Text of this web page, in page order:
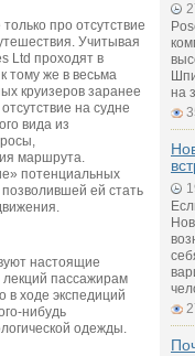
про отсутствие
Учитывая
Ltd проходят в
тому же в весьма
круизеров заранее
на судне
вида из
маршрута.
потенциальных
ей стать
настоящие
лекций пассажирам
в ходе экспедиций
нибудь
одежды.
на